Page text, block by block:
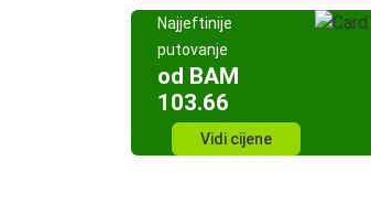
Najjeftinije
putovanje
od BAM
103.66
Vidi cijene